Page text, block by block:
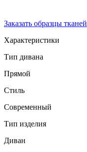
Заказать образцы тканей
Характеристики
Тип дивана
Прямой
Стиль
Современный
Тип изделия
Диван